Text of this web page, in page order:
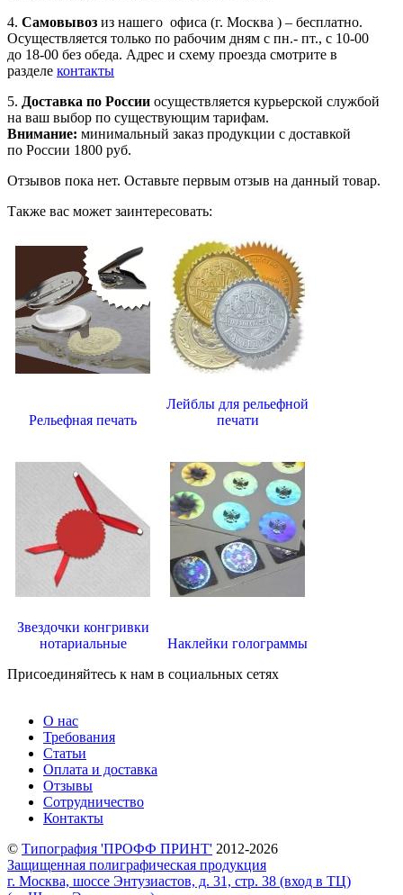
4. Самовывоз из нашего офиса (г. Москва ) – бесплатно.
Осуществляется только по рабочим дням с пн.- пт., с 10-00
до 18-00 без обеда. Адрес и схему проезда смотрите в
разделе контакты
5. Доставка по России осуществляется курьерской службой
на ваш выбор по существующим тарифам.
Внимание: минимальный заказ продукции с доставкой
по России 1800 руб.
Отзывов пока нет. Оставьте первым отзыв на данный товар.
Также вас может заинтересовать:
Рельефная печать
Лейблы для рельефной
печати
Звездочки конгривки
нотариальные
Наклейки голограммы
Присоединяйтесь к нам в социальных сетях
О нас
Требования
Статьи
Оплата и доставка
Отзывы
Сотрудничество
Контакты
© Типография 'ПРОФФ ПРИНТ' 2012-2026
Защищенная полиграфическая продукция
г. Москва, шоссе Энтузиастов, д. 31, стр. 38 (вход в ТЦ)